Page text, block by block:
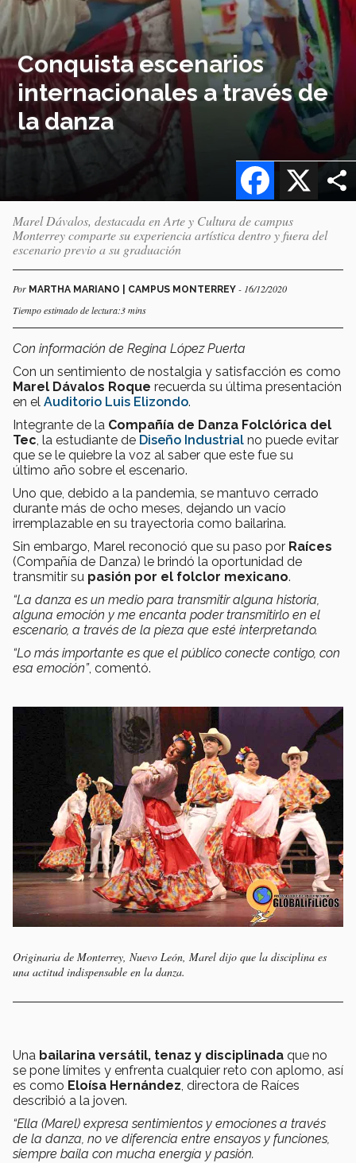
Conquista escenarios
internacionales a través de
la danza
X
Facebook
Marel Dávalos, destacada en Arte y Cultura de campus
Monterrey comparte su experiencia artística dentro y fuera del
escenario previo a su graduación
Por MARTHA MARIANO | CAMPUS MONTERREY - 16/12/2020
Tiempo estimado de lectura:3 mins
Con información de Regina López Puerta
Con un sentimiento de nostalgia y satisfacción es como
Marel Dávalos Roque recuerda su última presentación
en el Auditorio Luis Elizondo.
Integrante de la Compañía de Danza Folclórica del
Tec , la estudiante de Diseño Industrial no puede evitar
que se le quiebre la voz al saber que este fue su
último año sobre el escenario.
Uno que, debido a la pandemia, se mantuvo cerrado
durante más de ocho meses, dejando un vacío
irremplazable en su trayectoria como bailarina.
Sin embargo, Marel reconoció que su paso por Raíces
(Compañía de Danza) le brindó la oportunidad de
transmitir su pasión por el folclor mexicano.
“La danza es un medio para transmitir alguna historia,
alguna emoción y me encanta poder transmitirlo en el
escenario, a través de la pieza que esté interpretando.
“Lo más importante es que el público conecte contigo, con
esa emoción”, comentó.
Originaria de Monterrey, Nuevo León, Marel dijo que la disciplina es
una actitud indispensable en la danza.
Una bailarina versátil, tenaz y disciplinada que no
se pone límites y enfrenta cualquier reto con aplomo, así
es como Eloísa Hernández, directora de Raíces
describió a la joven.
“Ella (Marel) expresa sentimientos y emociones a través
de la danza, no ve diferencia entre ensayos y funciones,
siempre baila con mucha energía y pasión.